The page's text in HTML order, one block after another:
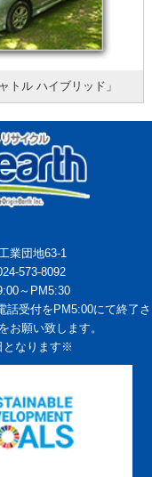
トル ハイブリッド」
業団地63-1
573-8092
～PM5:30
受付をPM5:00にて終了さ
お願い致します。
となります※